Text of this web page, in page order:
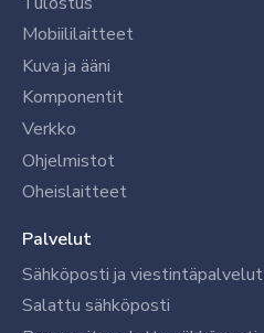
Mobiililaitteet
Kuva ja ääni
Komponentit
Verkko
Ohjelmistot
Oheislaitteet
Palvelut
Sähköposti ja viestintäpalvelut
Salattu sähköposti